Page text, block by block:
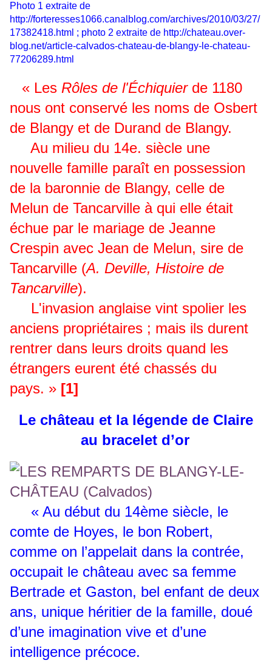
Photo 1 extraite de
http://forteresses1066.canalblog.com/archives/2010/03/27/
17382418.html ; photo 2 extraite de http://chateau.over-
blog.net/article-calvados-chateau-de-blangy-le-chateau-
77206289.html
« Les Rôles de l'Échiquierde 1180
nous ont conservé les noms de Osbert
de Blangy et de Durand de Blangy.
Au milieu du 14e. siècle une
nouvelle famille paraît en possession
de la baronnie de Blangy, celle de
Melun de Tancarville à qui elle était
échue par le mariage de Jeanne
Crespin avec Jean de Melun, sire de
Tancarville (A. Deville, Histoire de
Tancarville).
L'invasion anglaise vint spolier les
anciens propriétaires ; mais ils durent
rentrer dans leurs droits quand les
étrangers eurent été chassés du
pays. » [1]
Le château et la légende de Claire
au bracelet d’or
« Au début du 14ème siècle, le
comte de Hoyes, le bon Robert,
comme on l’appelait dans la contrée,
occupait le château avec sa femme
Bertrade et Gaston, bel enfant de deux
ans, unique héritier de la famille, doué
d’une imagination vive et d’une
intelligence précoce.